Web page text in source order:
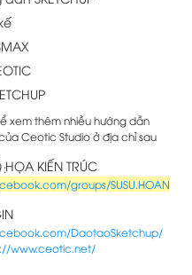
KIẾN TRÚC
xem thêm nhiều hướng dẫn
Ceotic Studio ở địa chỉ sau
:
groups/SUSU.HOAN
DaotaoSketchup/
www.ceotic.net/